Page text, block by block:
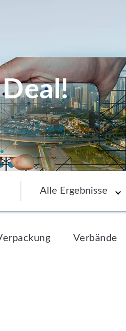
Services
Newsletter
Choose an option
Verbände